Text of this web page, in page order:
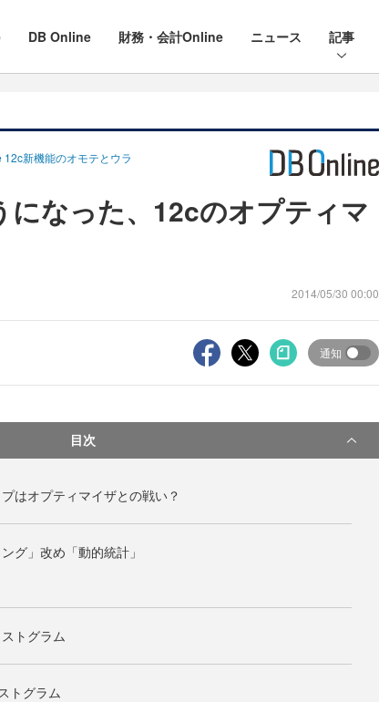
DB Online 財務・会計Online ニュース 記事
新機能のオモテとウラ
になった、12cのオプティマ
2014/05/30 00:00
通知
目次
はオプティマイザとの戦い？
グ」改め「動的統計」
トグラム
トグラム